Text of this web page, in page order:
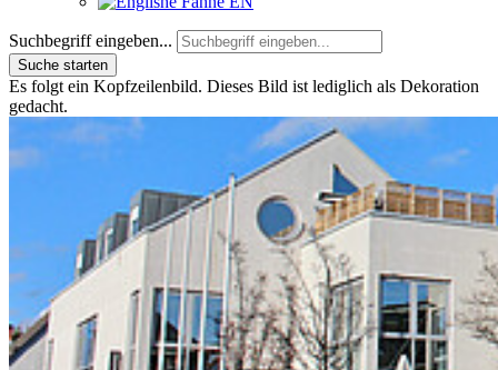
Suchbegriff eingeben...
Suche starten
Es folgt ein Kopfzeilenbild. Dieses Bild ist lediglich als Dekoration
gedacht.